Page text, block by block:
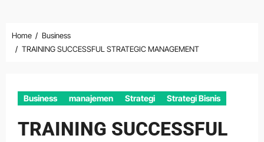
Home
Business
TRAINING SUCCESSFUL STRATEGIC MANAGEMENT
Business manajemen Strategi Strategi Bisnis
TRAINING SUCCESSFUL